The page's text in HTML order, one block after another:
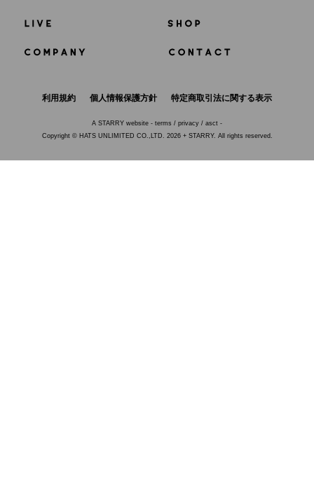
利用規約 個人情報保護方針 特定商取引法に関する表示
A STARRY website - terms / privacy / asct -
Copyright © HATS UNLIMITED CO.,LTD. 2026 + STARRY. All rights reserved.